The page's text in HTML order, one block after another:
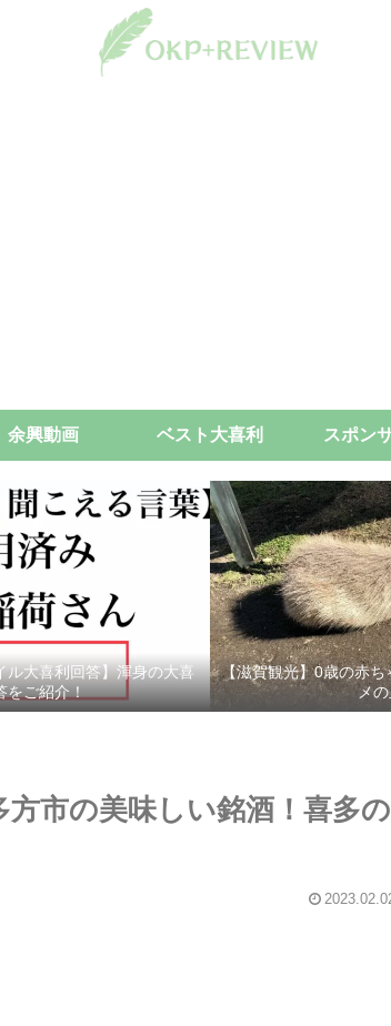
余興動画 ベスト大喜利 スポン
ル大喜利回答】渾身の大喜
をご紹介！
【滋賀観光】0歳の赤
メ
方市の美味しい銘酒！喜多の